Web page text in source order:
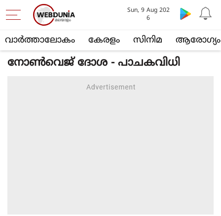
വാര്‍ത്താലോകം കേരളം സിനിമ ആരോഗ്യം
Sun, 9 Aug 202
6
നോണ്‍‌വെജ് ദോശ - പാചകവിധി